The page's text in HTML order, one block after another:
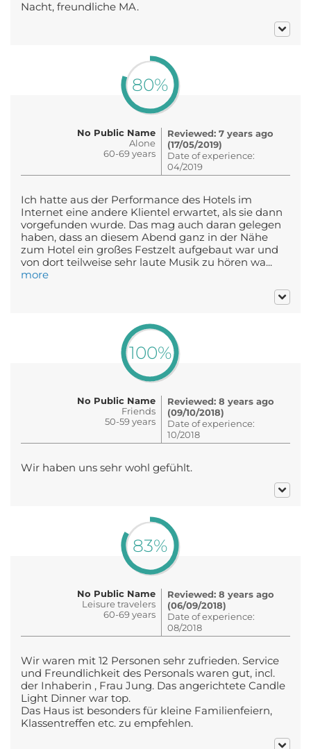
Nacht, freundliche MA.
80%
No Public Name
Alone
60-69 years
Reviewed: 7 years ago
(17/05/2019)
Date of experience:
04/2019
Ich hatte aus der Performance des Hotels im
Internet eine andere Klientel erwartet, als sie dann
vorgefunden wurde. Das mag auch daran gelegen
haben, dass an diesem Abend ganz in der Nähe
zum Hotel ein großes Festzelt aufgebaut war und
von dort teilweise sehr laute Musik zu hören wa...
more
100%
No Public Name
Friends
50-59 years
Reviewed: 8 years ago
(09/10/2018)
Date of experience:
10/2018
Wir haben uns sehr wohl gefühlt.
83%
No Public Name
Leisure travelers
60-69 years
Reviewed: 8 years ago
(06/09/2018)
Date of experience:
08/2018
Wir waren mit 12 Personen sehr zufrieden. Service
und Freundlichkeit des Personals waren gut, incl.
der Inhaberin , Frau Jung. Das angerichtete Candle
Light Dinner war top.
Das Haus ist besonders für kleine Familienfeiern,
Klassentreffen etc. zu empfehlen.